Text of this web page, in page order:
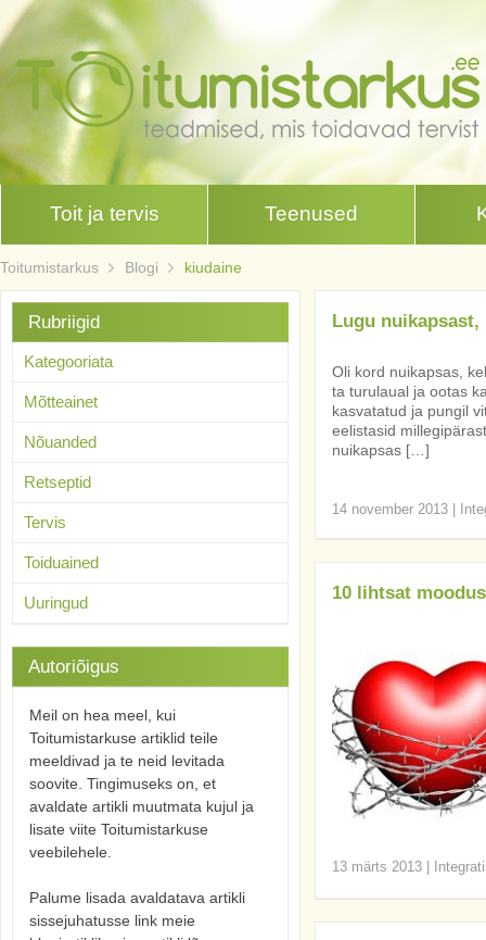
Toit ja tervis Teenused
Toitumistarkus Blogi kiudaine
Lugu
Oli kord nuikapsas,
ta turulaual ja ootas
kasvatatud ja pungil
eelistasid
nuikapsas […]
14 november 2013
10 lihtsat
13 märts 2013
Rubriigid
Kategooriata
Mõtteainet
Nõuanded
Retseptid
Tervis
Toiduained
Uuringud
Autoriõigus
Meil on hea meel, kui
Toitumistarkuse artiklid teile
meeldivad ja te neid levitada
soovite. Tingimuseks on, et
avaldate artikli muutmata kujul ja
lisate viite Toitumistarkuse
veebilehele.
Palume lisada avaldatava artikli
sissejuhatusse link meie